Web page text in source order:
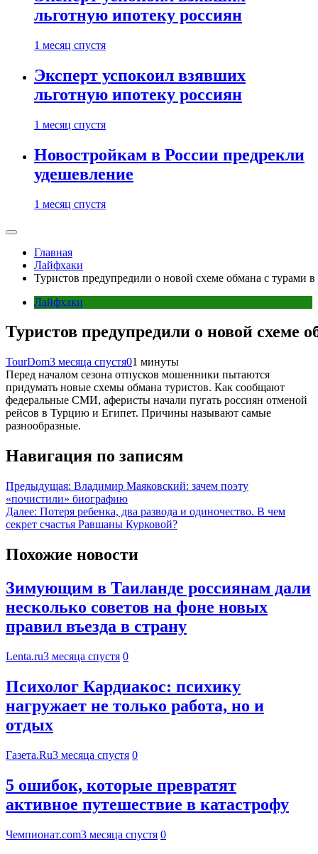
льготную ипотеку россиян
1 месяц спустя
Эксперт успокоил взявших
льготную ипотеку россиян
1 месяц спустя
Новостройкам в России предрекли
удешевление
1 месяц спустя
Главная
Лайфхаки
Туристов предупредили о новой схеме обмана с турами
Лайфхаки
Туристов предупредили о новой схеме
TourDom3 месяца спустя01 минуты
Перед началом сезона отпусков мошенники пытаются
придумать новые схемы обмана туристов. Как сообщают
федеральные СМИ, аферисты начали пугать россиян отменой
рейсов в Турцию и Египет. Причины называют самые
разнообразные.
Навигация по записям
Предыдущая: Владимир Маяковский: зачем поэту
«почистили» биографию
Далее: Потеря ребенка, два развода и одиночество. В чем
секрет счастья Равшаны Курковой?
Похожие новости
Зимующим в Таиланде россиянам дали
несколько советов на фоне новых
правил въезда в страну
Lenta.ru3 месяца спустя 0
Психолог Кардиакос: психику
нагружает не только работа, но и
отдых
Газета.Ru3 месяца спустя 0
5 ошибок, которые превратят
активное путешествие в катастрофу
Чемпионат.com3 месяца спустя 0